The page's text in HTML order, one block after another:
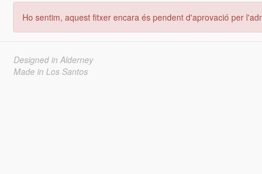
Ho sentim, aquest fitxer encara és pendent d'aprovació per
Designed in Alderney
Made in Los Santos